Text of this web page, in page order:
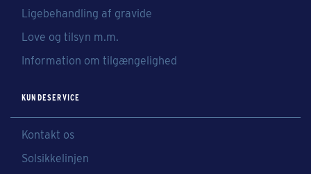
Ligebehandling af gravide
Love og tilsyn m.m.
Information om tilgængelighed
KUNDESERVICE
Kontakt os
Solsikkelinjen